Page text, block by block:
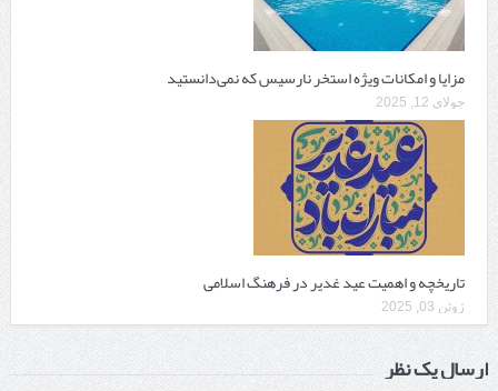
مزایا و امکانات ویژه استخر نارسیس که نمی‌دانستید
جولای 12, 2025
تاریخچه و اهمیت عید غدیر در فرهنگ اسلامی
ژوئن 03, 2025
ارسال یک نظر